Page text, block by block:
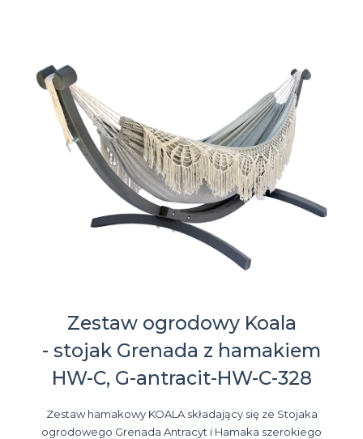
Zestaw ogrodowy Koala
- stojak Grenada z hamakiem
HW-C, G-antracit-HW-C-328
Zestaw hamakowy KOALA składający się ze Stojaka
ogrodowego Grenada Antracyt i Hamaka szerokiego